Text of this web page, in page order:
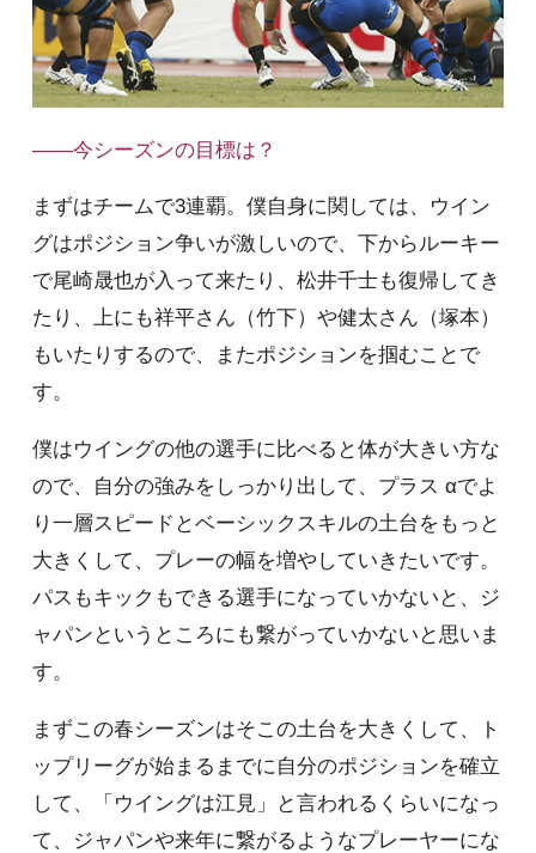
――今シーズンの目標は？
まずはチームで3連覇。僕自身に関しては、ウイン
グはポジション争いが激しいので、下からルーキー
で尾崎晟也が入って来たり、松井千士も復帰してき
たり、上にも祥平さん（竹下）や健太さん（塚本）
もいたりするので、またポジションを掴むことで
す。
僕はウイングの他の選手に比べると体が大きい方な
ので、自分の強みをしっかり出して、プラス αでよ
り一層スピードとベーシックスキルの土台をもっと
大きくして、プレーの幅を増やしていきたいです。
パスもキックもできる選手になっていかないと、ジ
ャパンというところにも繋がっていかないと思いま
す。
まずこの春シーズンはそこの土台を大きくして、ト
ップリーグが始まるまでに自分のポジションを確立
して、「ウイングは江見」と言われるくらいになっ
て、ジャパンや来年に繋がるようなプレーヤーにな